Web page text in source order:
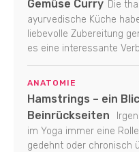
Gemüse Curry Die
ayurvedische Küche
liebevolle Zubereitung
es eine interessante
ANATOMIE
Hamstrings – ein
Beinrückseiten
im Yoga immer eine
gedehnt oder chronisch